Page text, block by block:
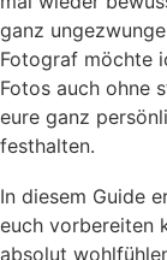
ganz
Fotograf möchte
Fotos auch ohne
eure ganz
festhalten.
In diesem Guide
euch vorbereiten
absolut